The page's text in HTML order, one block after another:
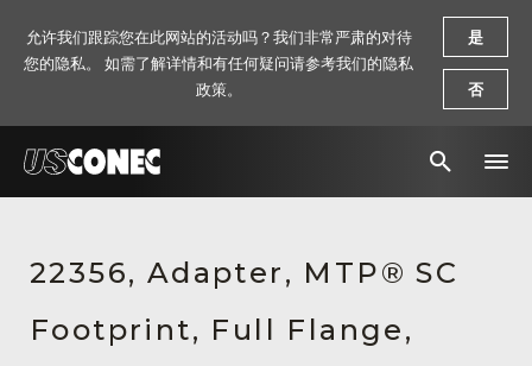
解决方案
产品
22356, Adapter, MTP® SC
Footprint, Full Flange,
允许我们跟踪您在此网站的活动吗？我们非常严肃的对待
您的隐私。 如需了解详情和有任何疑问请参考我们的隐私
政策。
是
否